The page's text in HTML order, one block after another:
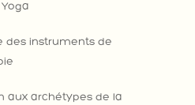
des instruments de
aux archétypes de la